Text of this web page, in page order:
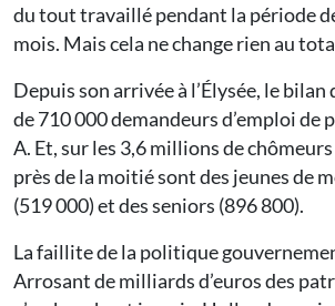
du tout travaillé pendant la période
mois. Mais cela ne change rien au
Depuis son arrivée à l’Élysée, le
de 710 000 demandeurs d’emploi de
A. Et, sur les 3,6 millions de
près de la moitié sont des jeunes de
(519 000) et des seniors (896 800).
La faillite de la politique
Arrosant de milliards d’euros des